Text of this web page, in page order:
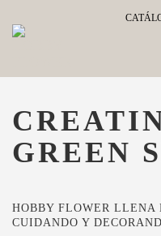
GREEN
HOBBY FLOWER LLENA
CUIDANDO Y